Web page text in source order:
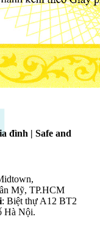
đình | Safe and
Mỹ, TP.HCM
: Biệt thự A12 BT2
Hà Nội.